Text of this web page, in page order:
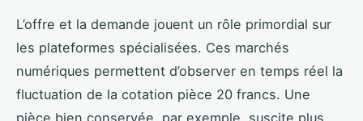
L’offre et la demande jouent un rôle primordial sur
les plateformes spécialisées. Ces marchés
numériques permettent d’observer en temps réel la
fluctuation de la cotation pièce 20 francs. Une
pièce bien conservée, par exemple, suscite plus